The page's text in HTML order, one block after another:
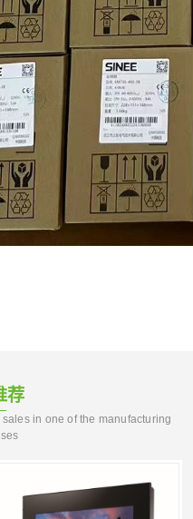
荐
in one of the manufacturing